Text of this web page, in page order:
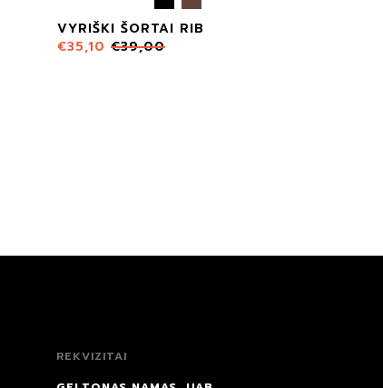
VYRIŠKI ŠORTAI RIB
€35,10 €39,00
REKVIZITAI